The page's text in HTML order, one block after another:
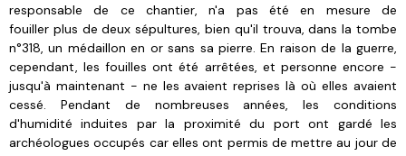
responsable de ce chantier, n'a pas été en mesure de
fouiller plus de deux sépultures, bien qu'il trouva, dans la tombe
n°318, un médaillon en or sans sa pierre.En raison de la guerre,
cependant, les fouilles ont été arrêtées, et personne encore -
jusqu'à maintenant - ne les avaient reprises là où elles avaient
cessé. Pendant de nombreuses années, les conditions
d'humidité induites par la proximité du port ont gardé les
archéologues occupés car elles ont permis de mettre au jour de